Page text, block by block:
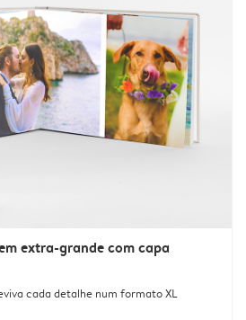
extra-grande com capa
cada detalhe num formato XL